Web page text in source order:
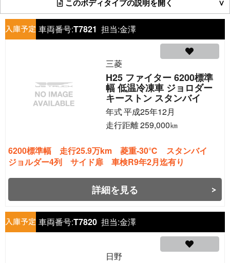
このボディタイプの説明を開く
車両番号:T7821 担当:金澤
三菱
H25 ファイター 6200標準
幅 低温冷凍車 ジョロダー
キーストン スタンバイ
年式平成25年12月
走行距離259,000㎞
6200標準幅 走行25.9万km 菱重-30℃ スタンバイ
ジョルダー4列 サイド扉 車検R9年2月迄有り
詳細を見る
車両番号:T7820 担当:金澤
日野